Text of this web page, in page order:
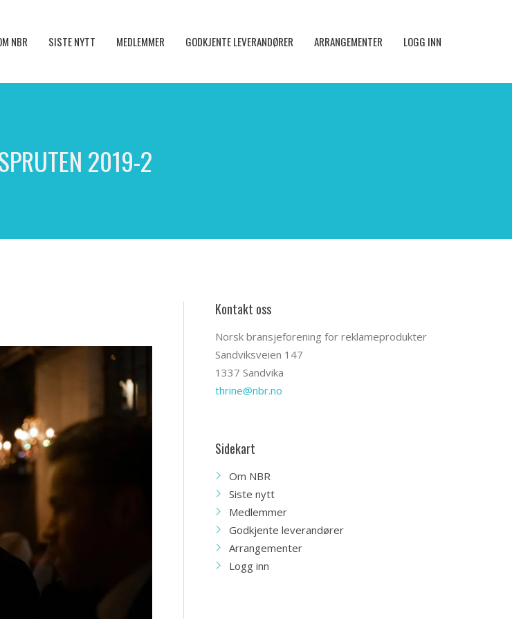
NBR SISTE NYTT MEDLEMMER GODKJENTE LEVERANDØRER ARRANGEMENTER LOGG INN
2019-2
Kontakt oss
Norsk bransjeforening for reklameprodukter
Sandviksveien 147
1337 Sandvika
thrine@nbr.no
Sidekart
Om NBR
Siste nytt
Medlemmer
Godkjente leverandører
Arrangementer
Logg inn